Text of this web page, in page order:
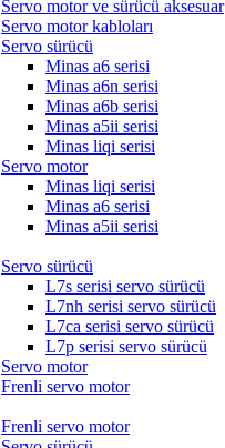
Servo motor ve sürücü aksesuar
Servo motor kabloları
Servo sürücü
Minas a6 serisi
Minas a6n serisi
Minas a6b serisi
Minas a5ii serisi
Minas liqi serisi
Servo motor
Minas liqi serisi
Minas a6 serisi
Minas a5ii serisi
Servo sürücü
L7s serisi servo sürücü
L7nh serisi servo sürücü
L7ca serisi servo sürücü
L7p serisi servo sürücü
Servo motor
Frenli servo motor
Frenli servo motor